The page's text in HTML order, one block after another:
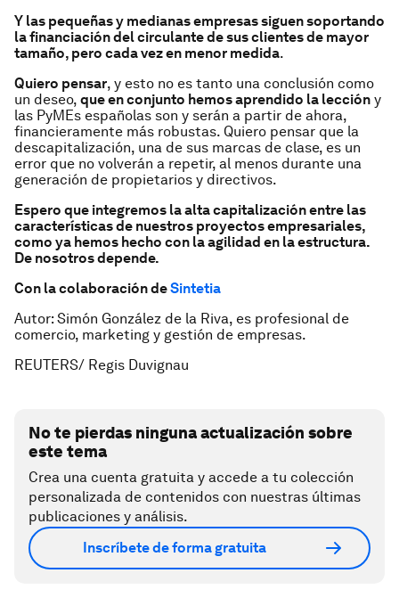
Y las pequeñas y medianas empresas siguen soportando
la financiación del circulante de sus clientes de mayor
tamaño, pero cada vez en menor medida.
Quiero pensar, y esto no es tanto una conclusión como
un deseo, que en conjunto hemos aprendido la lección y
las PyMEs españolas son y serán a partir de ahora,
financieramente más robustas. Quiero pensar que la
descapitalización, una de sus marcas de clase, es un
error que no volverán a repetir, al menos durante una
generación de propietarios y directivos.
Espero que integremos la alta capitalización entre las
características de nuestros proyectos empresariales,
como ya hemos hecho con la agilidad en la estructura.
De nosotros depende.
Con la colaboración deSintetia
Autor: Simón González de la Riva, es profesional de
comercio, marketing y gestión de empresas.
REUTERS/ Regis Duvignau
No te pierdas ninguna actualización sobre
este tema
Crea una cuenta gratuita y accede a tu colección
personalizada de contenidos con nuestras últimas
publicaciones y análisis.
Inscríbete de forma gratuita